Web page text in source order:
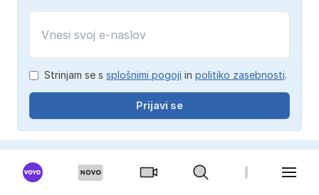
Strinjam se s splošnimi pogoji in politiko zasebnosti.
Prijavi se
ŠALA DNEVA